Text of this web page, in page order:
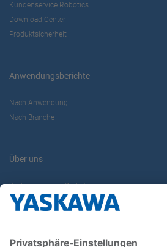
Kundenservice Robotics
Download Center
Produktsicherheit
Anwendungsberichte
Nach Anwendung
Nach Branche
Über uns
Yaskawa Europe GmbH
Karriere
Newsletter